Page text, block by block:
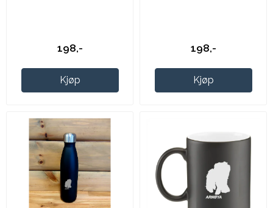
198,-
Kjøp
198,-
Kjøp